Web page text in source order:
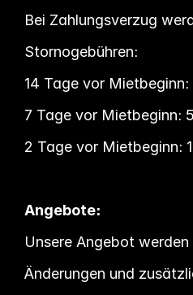
Bei Zahlungsverzug
Stornogebühren:
14 Tage vor
7 Tage vor Mietbeginn:
2 Tage vor Mietbeginn:
Angebote:
Unsere Angebot
Änderungen und